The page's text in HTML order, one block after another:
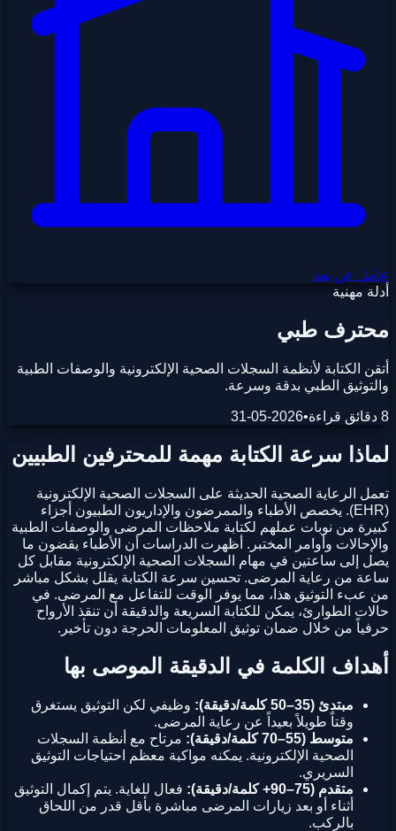
عامل عن بعد
أدلة مهنية
محترف طبي
أتقن الكتابة لأنظمة السجلات الصحية الإلكترونية والوصفات الطبية
والتوثيق الطبي بدقة وسرعة.
8 دقائق قراءة •
2026-05-31
لماذا سرعة الكتابة مهمة للمحترفين الطبيين
تعمل الرعاية الصحية الحديثة على السجلات الصحية الإلكترونية
(EHR). يخصص الأطباء والممرضون والإداريون الطبيون أجزاء
كبيرة من نوبات عملهم لكتابة ملاحظات المرضى والوصفات الطبية
والإحالات وأوامر المختبر. أظهرت الدراسات أن الأطباء يقضون ما
يصل إلى ساعتين في مهام السجلات الصحية الإلكترونية مقابل كل
ساعة من رعاية المرضى. تحسين سرعة الكتابة يقلل بشكل مباشر
من عبء التوثيق هذا، مما يوفر الوقت للتفاعل مع المرضى. في
حالات الطوارئ، يمكن للكتابة السريعة والدقيقة أن تنقذ الأرواح
حرفياً من خلال ضمان توثيق المعلومات الحرجة دون تأخير.
أهداف الكلمة في الدقيقة الموصى بها
مبتدئ (35–50 كلمة/دقيقة):
وظيفي لكن التوثيق يستغرق
وقتاً طويلاً بعيداً عن رعاية المرضى.
متوسط (55–70 كلمة/دقيقة):
مرتاح مع أنظمة السجلات
الصحية الإلكترونية. يمكنه مواكبة معظم احتياجات التوثيق
السريري.
متقدم (75–90+ كلمة/دقيقة):
فعال للغاية. يتم إكمال التوثيق
أثناء أو بعد زيارات المرضى مباشرة بأقل قدر من اللحاق
بالركب.